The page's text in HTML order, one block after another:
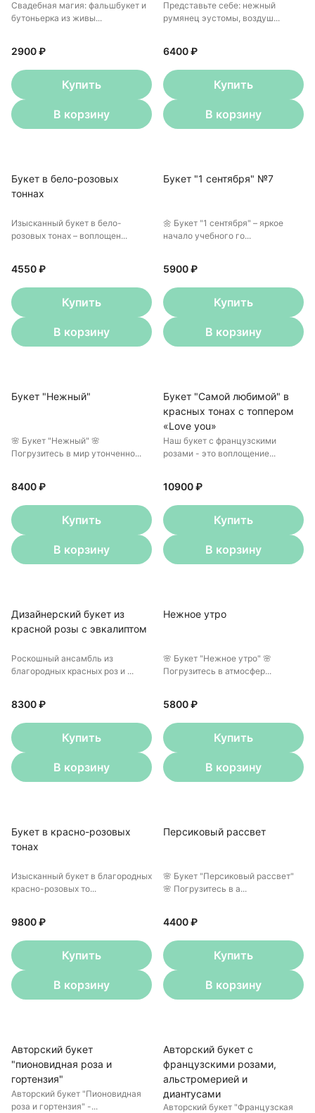
Свадебная магия: фальшбукет и
бутоньерка из живы...
2900 ₽
Купить
В корзину
Представьте себе: нежный
румянец эустомы, воздуш...
6400 ₽
Купить
В корзину
Букет в бело-розовых
тоннах
Изысканный букет в бело-
розовых тонах – воплощен...
4550 ₽
Купить
В корзину
Букет "1 сентября" №7
🌼 Букет "1 сентября" – яркое
начало учебного го...
5900 ₽
Купить
В корзину
Букет "Нежный"
🌸 Букет "Нежный" 🌸
Погрузитесь в мир утонченно...
8400 ₽
Купить
В корзину
Букет "Самой любимой" в
красных тонах с топпером
«Love you»
Наш букет с французскими
розами - это воплощение...
10900 ₽
Купить
В корзину
Дизайнерский букет из
красной розы с эвкалиптом
Роскошный ансамбль из
благородных красных роз и ...
8300 ₽
Купить
В корзину
Нежное утро
🌸 Букет "Нежное утро" 🌸
Погрузитесь в атмосфер...
5800 ₽
Купить
В корзину
Букет в красно-розовых
тонах
Изысканный букет в благородных
красно-розовых то...
9800 ₽
Купить
В корзину
Персиковый рассвет
🌸 Букет "Персиковый рассвет"
🌸 Погрузитесь в а...
4400 ₽
Купить
В корзину
Авторский букет
"пионовидная роза и
гортензия"
Авторский букет "Пионовидная
роза и гортензия" -...
Авторский букет с
французскими розами,
альстромерией и
диантусами
Авторский букет "Французская